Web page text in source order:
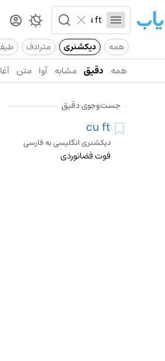
همه دیکشنری مترادف
همه دقیق مشابه آوا متن
جست‌وجوی دقیق
cu ft
دیکشنری انگلیسی به فارسی
فوت فضانوردی